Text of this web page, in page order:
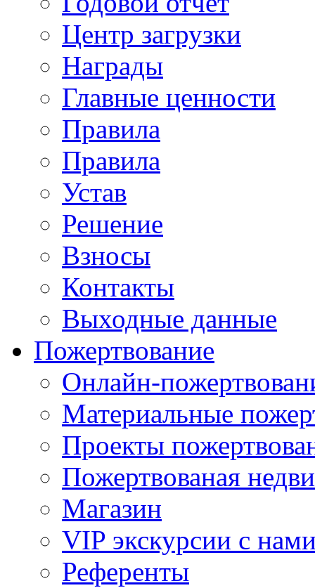
Центр загрузки
Награды
Главные ценности
Правила
Правила
Устав
Решение
Взносы
Контакты
Выходные данные
Пожертвование
Онлайн-
Материальные
Проекты
Пожертвованая
Магазин
VIP экскурсии с
Референты